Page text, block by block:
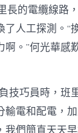
長的電纜線路
了人工探測。“
。”何光華感
巧員時，班
輸電和配電，